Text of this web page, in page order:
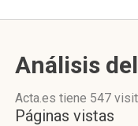
Análisis
Acta.es tiene 547
Páginas vistas